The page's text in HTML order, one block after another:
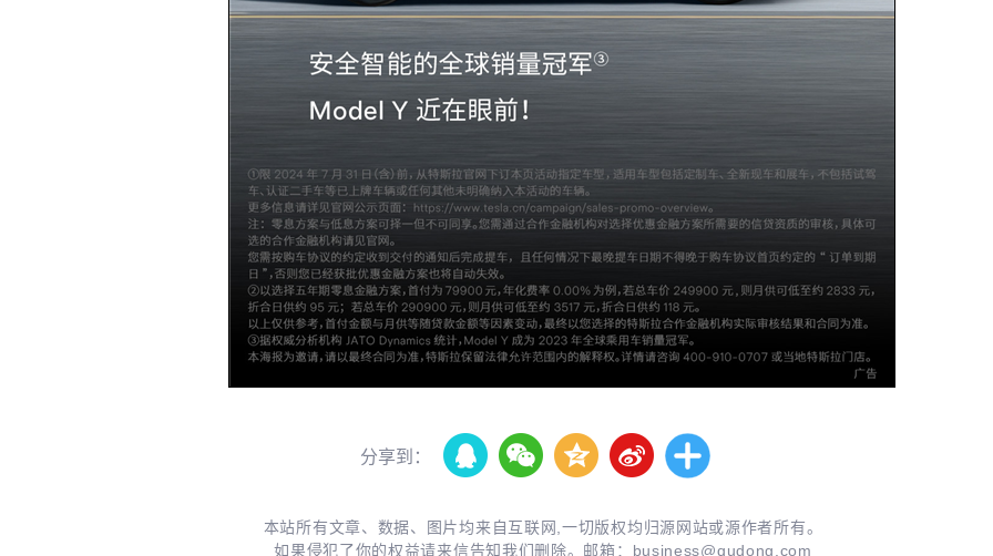
分享到：
本站所有文章、数据、图片均来自互联网,一切版权均归源网站或源作者所有。
如果侵犯了你的权益请来信告知我们删除。邮箱： business@qudong.com